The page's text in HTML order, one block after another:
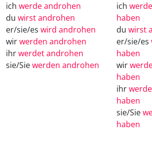
ich werde androhen
du wirst androhen
er/sie/es wird androhen
wirwerden androhen
ihrwerdet androhen
sie/Siewerden androhen
ich
haben
du wirst
er/sie/es
haben
wir
haben
ihr
haben
sie/Sie
haben